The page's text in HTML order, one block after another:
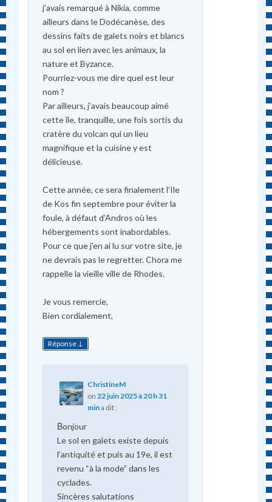
j’avais remarqué à Nikia, comme
ailleurs dans le Dodécanèse, des
dessins faits de galets noirs et blancs
au sol en lien avec les animaux, la
nature et Byzance.
Pourriez-vous me dire quel est leur
nom ?
Par ailleurs, j’avais beaucoup aimé
cette île, tranquille, une fois sortis du
cratère du volcan qui un lieu
magnifique et la cuisine y est
délicieuse.
Cette année, ce sera finalement l’Ile
de Kos fin septembre pour éviter la
foule, à défaut d’Andros où les
hébergements sont inabordables.
Pour ce que j’en ai lu sur votre site, je
ne devrais pas le regretter. Chora me
rappelle la vieille ville de Rhodes.
Je vous remercie,
Bien cordialement,
Réponse ↓
ChristineM
on 22 juin 2025 à 20 h 31
mina dit :
Βonjour
Le sol en galets existe depuis
l’antiquité et puis au 19e, il est
revenu “à la mode” dans les
cyclades.
Sincères salutations